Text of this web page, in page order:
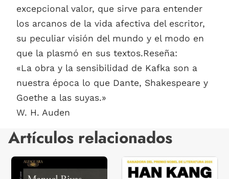
excepcional valor, que sirve para entender
los arcanos de la vida afectiva del escritor,
su peculiar visión del mundo y el modo en
que la plasmó en sus textos.Reseña:
«La obra y la sensibilidad de Kafka son a
nuestra época lo que Dante, Shakespeare y
Goethe a las suyas.»
W. H. Auden
Artículos relacionados